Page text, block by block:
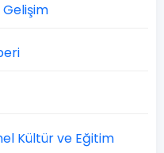
Gelişim
Kültür ve Eğitim